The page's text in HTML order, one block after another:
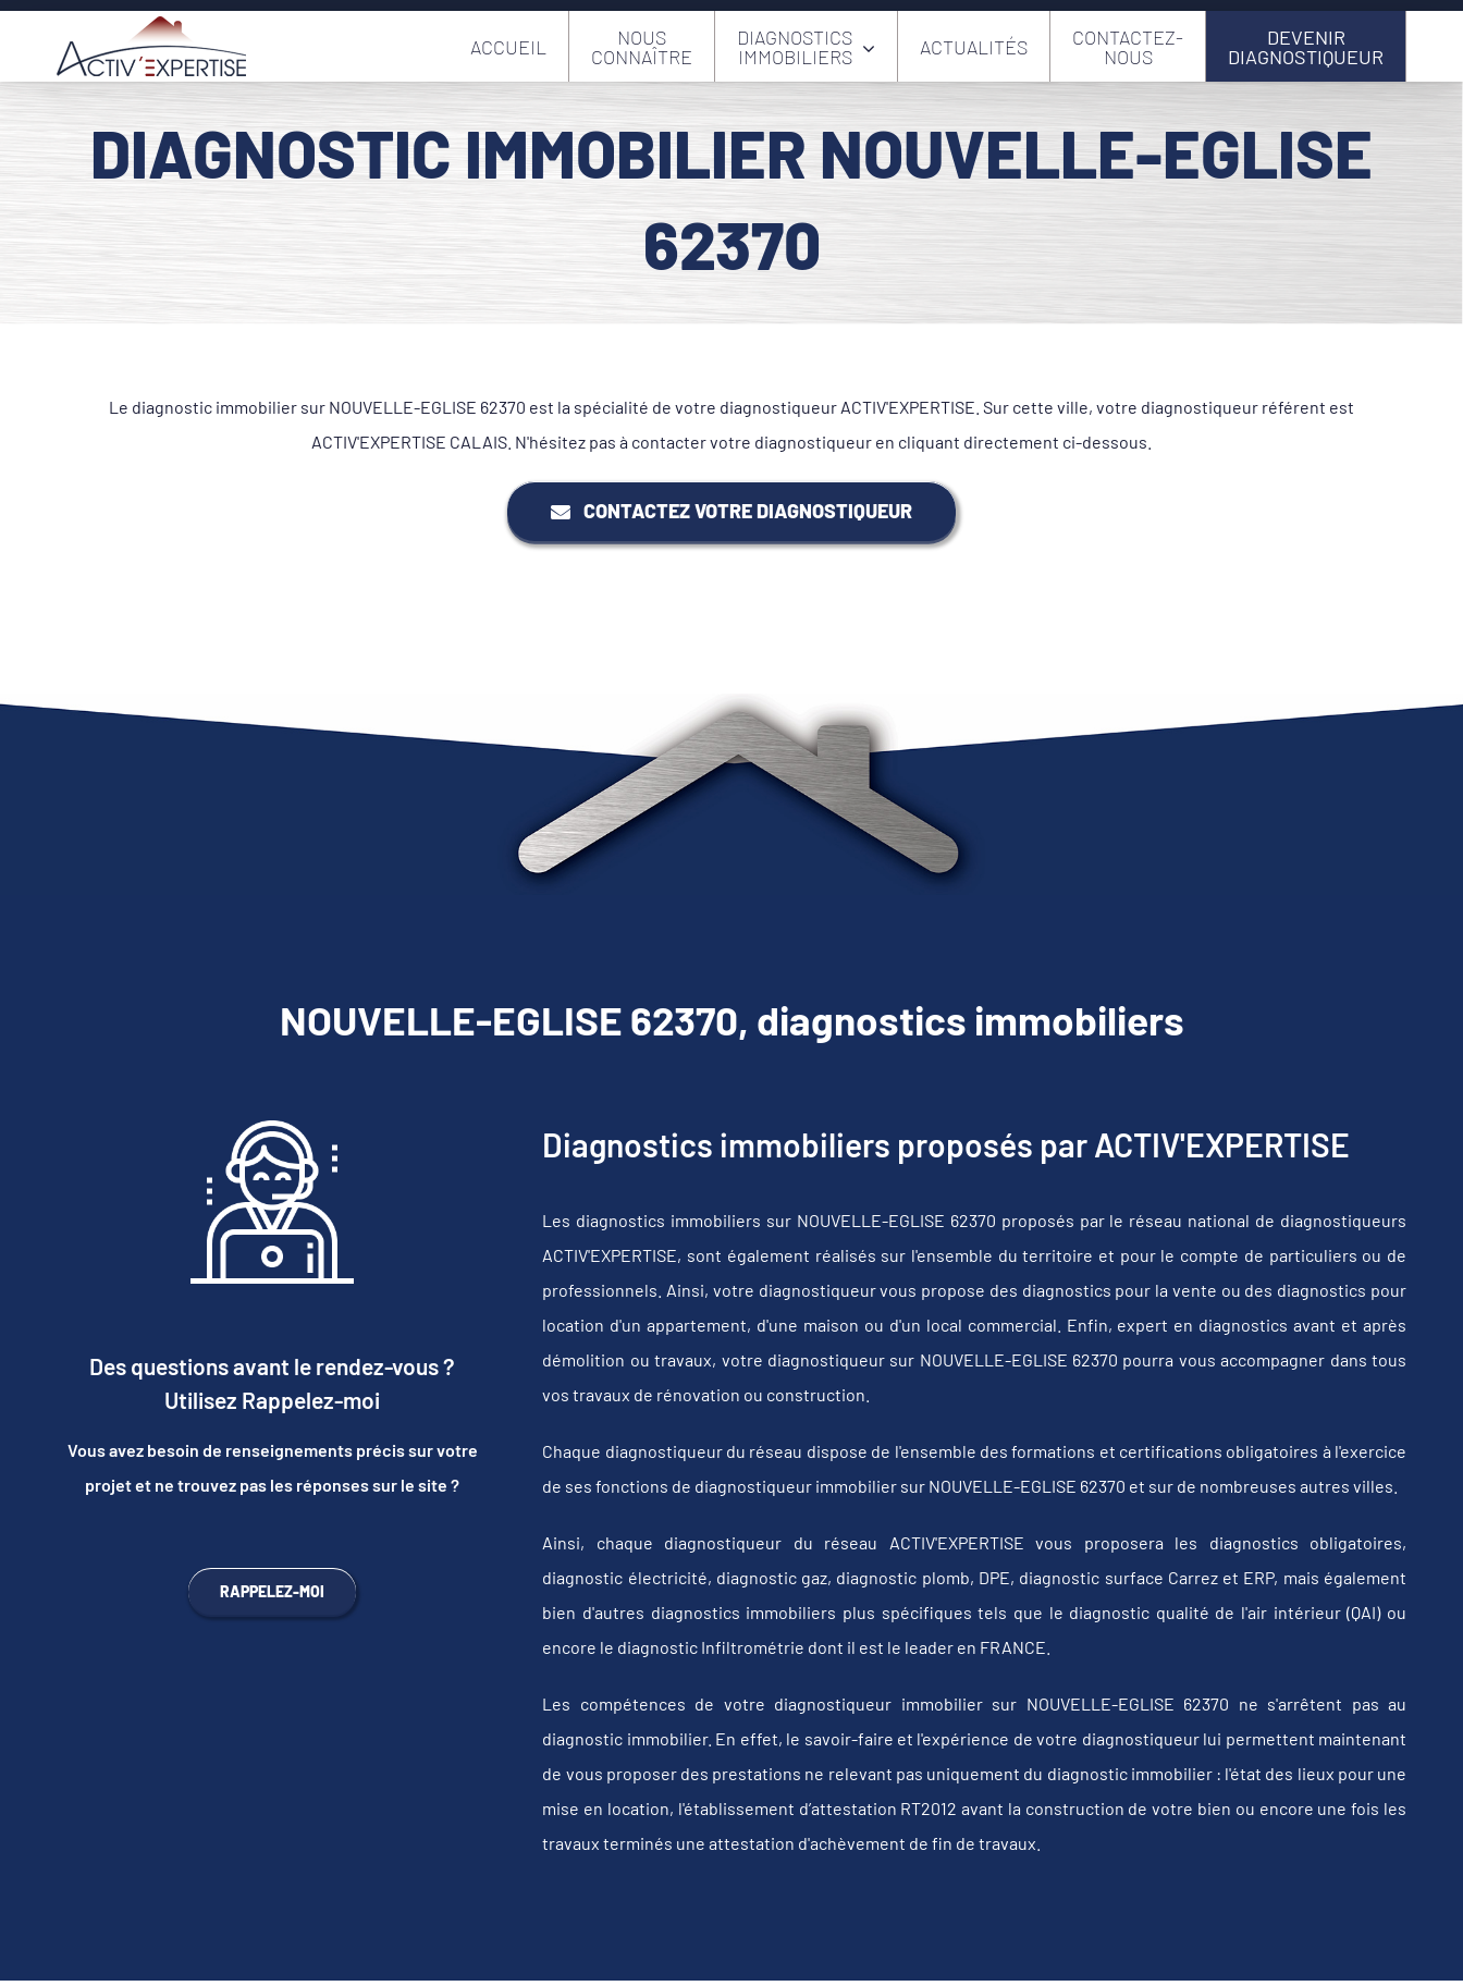
Passer
contenu
ACCUEIL
NOUS
CONNAÎTRE
DIAGNOSTICS
IMMOBILIERS
ACTUALITÉS
CONTACTEZ-
NOUS
DEVENIR
DIAGNOSTIQUEUR
DIAGNOSTIC IMMOBILIER NOUVELLE-EGLISE
62370
Le diagnostic immobilier sur NOUVELLE-EGLISE 62370 est la spécialité de votre diagnostiqueur ACTIV'EXPERTISE. Sur cette ville, votre diagnostiqueur référent est
ACTIV'EXPERTISE CALAIS. N'hésitez pas à contacter votre diagnostiqueur en cliquant directement ci-dessous.
CONTACTEZ VOTRE DIAGNOSTIQUEUR
NOUVELLE-EGLISE 62370, diagnostics immobiliers
Des questions avant le rendez-vous ?
Utilisez Rappelez-moi
Vous avez besoin de renseignements précis sur votre
projet et ne trouvez pas les réponses sur le site ?
RAPPELEZ-MOI
Diagnostics immobiliers proposés par ACTIV'EXPERTISE
Les diagnostics immobiliers sur NOUVELLE-EGLISE 62370 proposés par le réseau national de diagnostiqueurs
ACTIV'EXPERTISE, sont également réalisés sur l'ensemble du territoire et pour le compte de particuliers ou de
professionnels. Ainsi, votre diagnostiqueur vous propose des diagnostics pour la vente ou des diagnostics pour
location d'un appartement, d'une maison ou d'un local commercial. Enfin, expert en diagnostics avant et après
démolition ou travaux, votre diagnostiqueur sur NOUVELLE-EGLISE 62370 pourra vous accompagner dans tous
vos travaux de rénovation ou construction.
Chaque diagnostiqueur du réseau dispose de l'ensemble des formations et certifications obligatoires à l'exercice
de ses fonctions de diagnostiqueur immobilier sur NOUVELLE-EGLISE 62370 et sur de nombreuses autres villes.
Ainsi, chaque diagnostiqueur du réseau ACTIV'EXPERTISE vous proposera les diagnostics obligatoires,
diagnostic électricité, diagnostic gaz, diagnostic plomb, DPE, diagnostic surface Carrez et ERP, mais également
bien d'autres diagnostics immobiliers plus spécifiques tels que le diagnostic qualité de l'air intérieur (QAI) ou
encore le diagnostic Infiltrométrie dont il est le leader en FRANCE.
Les compétences de votre diagnostiqueur immobilier sur NOUVELLE-EGLISE 62370 ne s'arrêtent pas au
diagnostic immobilier. En effet, le savoir-faire et l'expérience de votre diagnostiqueur lui permettent maintenant
de vous proposer des prestations ne relevant pas uniquement du diagnostic immobilier : l'état des lieux pour une
mise en location, l'établissement d’attestation RT2012 avant la construction de votre bien ou encore une fois les
travaux terminés une attestation d'achèvement de fin de travaux.